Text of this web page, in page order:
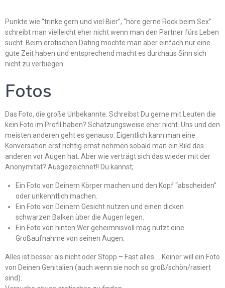
Punkte wie “trinke gern und viel Bier”, “höre gerne Rock beim Sex”
schreibt man vielleicht eher nicht wenn man den Partner fürs Leben
sucht. Beim erotischen Dating möchte man aber einfach nur eine
gute Zeit haben und entsprechend macht es durchaus Sinn sich
nicht zu verbiegen.
Fotos
Das Foto, die große Unbekannte. Schreibst Du gerne mit Leuten die
kein Foto im Profil haben? Schätzungsweise eher nicht. Uns und den
meisten anderen geht es genauso. Eigentlich kann man eine
Konversation erst richtig ernst nehmen sobald man ein Bild des
anderen vor Augen hat. Aber wie verträgt sich das wieder mit der
Anonymität? Ausgezeichnet!! Du kannst;
Ein Foto von Deinem Körper machen und den Kopf “abscheiden”
oder unkenntlich machen.
Ein Foto von Deinem Gesicht nutzen und einen dicken
schwarzen Balken über die Augen legen.
Ein Foto von hinten Wer geheimnisvoll mag nutzt eine
Großaufnahme von seinen Augen.
Alles ist besser als nicht oder Stopp – Fast alles…. Keiner will ein Foto
von Deinen Genitalien (auch wenn sie noch so groß/schön/rasiert
sind).